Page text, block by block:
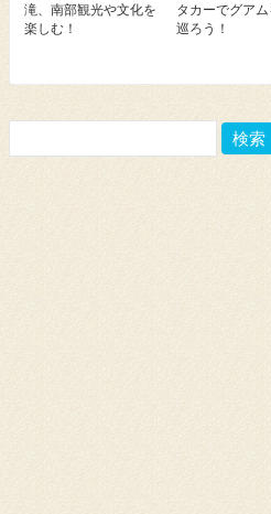
滝、南部観光や文化を
楽しむ！
タカーでグア
巡ろう！